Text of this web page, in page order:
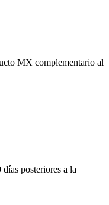
MX complementario al
posteriores a la